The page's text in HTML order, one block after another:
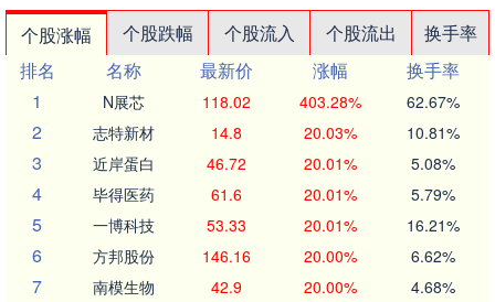
个股涨幅 个股跌幅 个股流入 个股流出
换手率
排名
名称 最新价 涨幅
换手率
1
N展芯 118.02 403.28% 62.67%
2 志特新材 14.8 20.03% 10.81%
3 近岸蛋白 46.72 20.01% 5.08%
4 毕得医药 61.6 20.01% 5.79%
5 一博科技 53.33 20.01% 16.21%
6 方邦股份 146.16 20.00% 6.62%
7 南模生物 42.9 20.00% 4.68%